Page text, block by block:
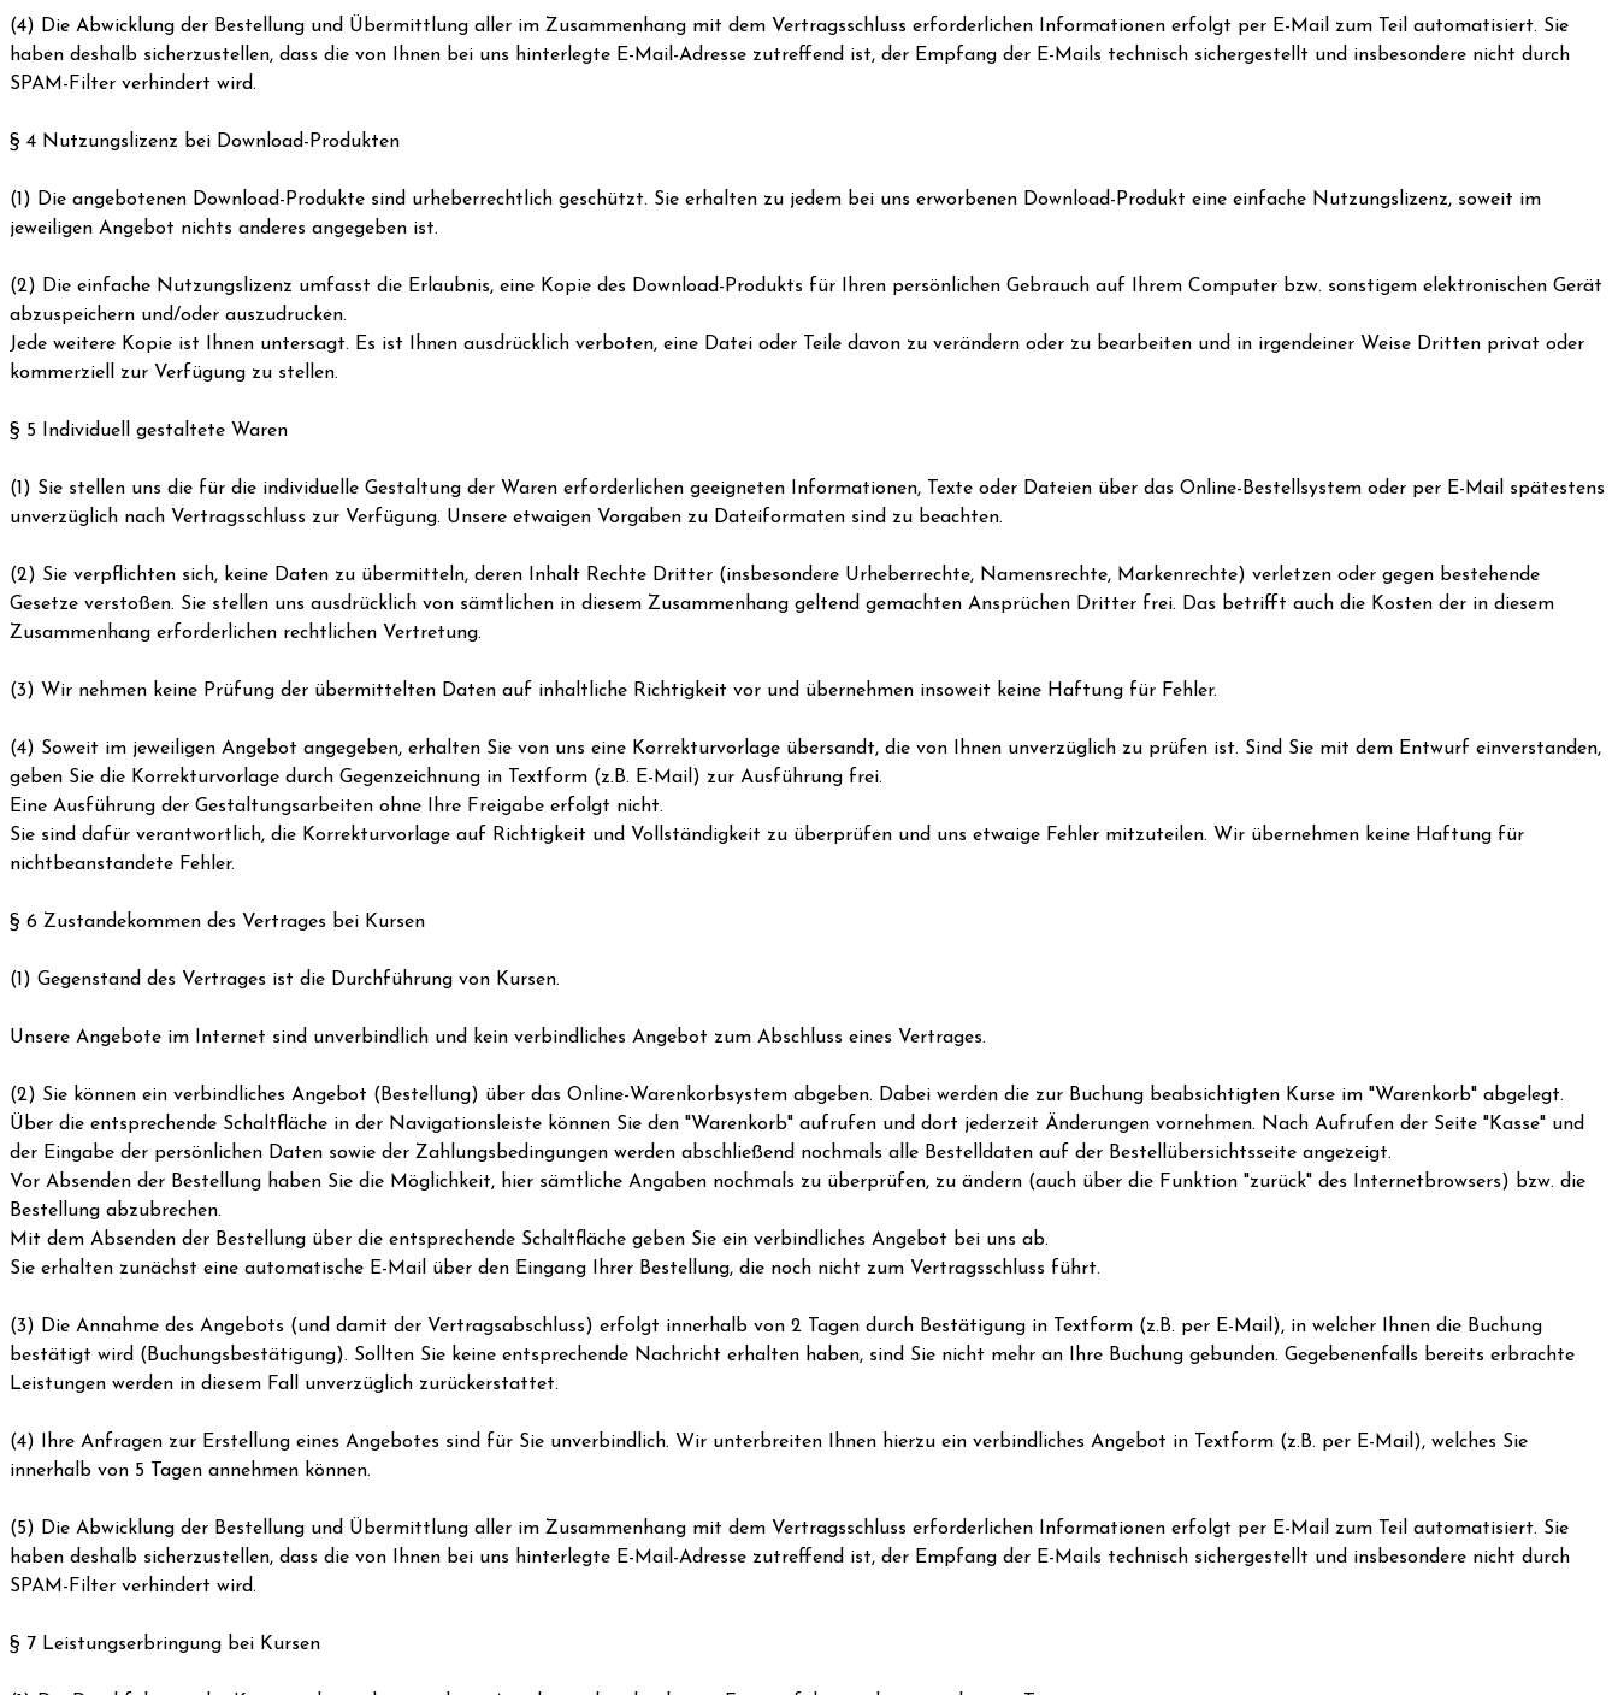
(4) Die Abwicklung der Bestellung und Übermittlung aller im Zusammenhang mit dem Vertragsschluss erforderlichen Informationen erfolgt per E-Mail zum Teil automatisiert. Sie
haben deshalb sicherzustellen, dass die von Ihnen bei uns hinterlegte E-Mail-Adresse zutreffend ist, der Empfang der E-Mails technisch sichergestellt und insbesondere nicht durch
SPAM-Filter verhindert wird.
§ 4 Nutzungslizenz bei Download-Produkten
(1) Die angebotenen Download-Produkte sind urheberrechtlich geschützt. Sie erhalten zu jedem bei uns erworbenen Download-Produkt eine einfache Nutzungslizenz, soweit im
jeweiligen Angebot nichts anderes angegeben ist.
(2) Die einfache Nutzungslizenz umfasst die Erlaubnis, eine Kopie des Download-Produkts für Ihren persönlichen Gebrauch auf Ihrem Computer bzw. sonstigem elektronischen Gerät
abzuspeichern und/oder auszudrucken.
Jede weitere Kopie ist Ihnen untersagt. Es ist Ihnen ausdrücklich verboten, eine Datei oder Teile davon zu verändern oder zu bearbeiten und in irgendeiner Weise Dritten privat oder
kommerziell zur Verfügung zu stellen.
§ 5 Individuell gestaltete Waren
(1) Sie stellen uns die für die individuelle Gestaltung der Waren erforderlichen geeigneten Informationen, Texte oder Dateien über das Online-Bestellsystem oder per E-Mail spätestens
unverzüglich nach Vertragsschluss zur Verfügung. Unsere etwaigen Vorgaben zu Dateiformaten sind zu beachten.
(2) Sie verpflichten sich, keine Daten zu übermitteln, deren Inhalt Rechte Dritter (insbesondere Urheberrechte, Namensrechte, Markenrechte) verletzen oder gegen bestehende
Gesetze verstoßen. Sie stellen uns ausdrücklich von sämtlichen in diesem Zusammenhang geltend gemachten Ansprüchen Dritter frei. Das betrifft auch die Kosten der in diesem
Zusammenhang erforderlichen rechtlichen Vertretung.
(3) Wir nehmen keine Prüfung der übermittelten Daten auf inhaltliche Richtigkeit vor und übernehmen insoweit keine Haftung für Fehler.
(4) Soweit im jeweiligen Angebot angegeben, erhalten Sie von uns eine Korrekturvorlage übersandt, die von Ihnen unverzüglich zu prüfen ist. Sind Sie mit dem Entwurf einverstanden,
geben Sie die Korrekturvorlage durch Gegenzeichnung in Textform (z.B. E-Mail) zur Ausführung frei.
Eine Ausführung der Gestaltungsarbeiten ohne Ihre Freigabe erfolgt nicht.
Sie sind dafür verantwortlich, die Korrekturvorlage auf Richtigkeit und Vollständigkeit zu überprüfen und uns etwaige Fehler mitzuteilen. Wir übernehmen keine Haftung für
nichtbeanstandete Fehler.
§ 6 Zustandekommen des Vertrages bei Kursen
(1) Gegenstand des Vertrages ist die Durchführung von Kursen.
Unsere Angebote im Internet sind unverbindlich und kein verbindliches Angebot zum Abschluss eines Vertrages.
(2) Sie können ein verbindliches Angebot (Bestellung) über das Online-Warenkorbsystem abgeben. Dabei werden die zur Buchung beabsichtigten Kurse im "Warenkorb" abgelegt.
Über die entsprechende Schaltfläche in der Navigationsleiste können Sie den "Warenkorb" aufrufen und dort jederzeit Änderungen vornehmen. Nach Aufrufen der Seite "Kasse" und
der Eingabe der persönlichen Daten sowie der Zahlungsbedingungen werden abschließend nochmals alle Bestelldaten auf der Bestellübersichtsseite angezeigt.
Vor Absenden der Bestellung haben Sie die Möglichkeit, hier sämtliche Angaben nochmals zu überprüfen, zu ändern (auch über die Funktion "zurück" des Internetbrowsers) bzw. die
Bestellung abzubrechen.
Mit dem Absenden der Bestellung über die entsprechende Schaltfläche geben Sie ein verbindliches Angebot bei uns ab.
Sie erhalten zunächst eine automatische E-Mail über den Eingang Ihrer Bestellung, die noch nicht zum Vertragsschluss führt.
(3) Die Annahme des Angebots (und damit der Vertragsabschluss) erfolgt innerhalb von 2 Tagen durch Bestätigung in Textform (z.B. per E-Mail), in welcher Ihnen die Buchung
bestätigt wird (Buchungsbestätigung). Sollten Sie keine entsprechende Nachricht erhalten haben, sind Sie nicht mehr an Ihre Buchung gebunden. Gegebenenfalls bereits erbrachte
Leistungen werden in diesem Fall unverzüglich zurückerstattet.
(4) Ihre Anfragen zur Erstellung eines Angebotes sind für Sie unverbindlich. Wir unterbreiten Ihnen hierzu ein verbindliches Angebot in Textform (z.B. per E-Mail), welches Sie
innerhalb von 5 Tagen annehmen können.
(5) Die Abwicklung der Bestellung und Übermittlung aller im Zusammenhang mit dem Vertragsschluss erforderlichen Informationen erfolgt per E-Mail zum Teil automatisiert. Sie
haben deshalb sicherzustellen, dass die von Ihnen bei uns hinterlegte E-Mail-Adresse zutreffend ist, der Empfang der E-Mails technisch sichergestellt und insbesondere nicht durch
SPAM-Filter verhindert wird.
§ 7 Leistungserbringung bei Kursen